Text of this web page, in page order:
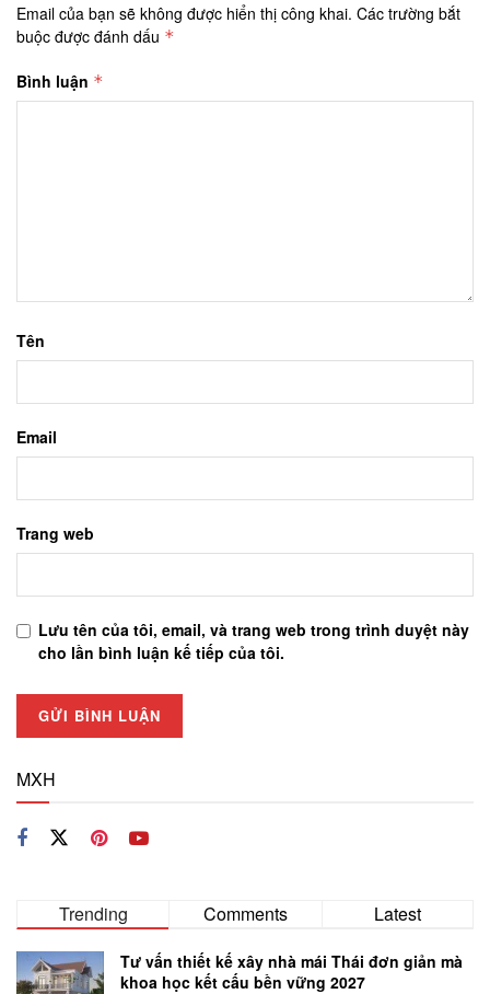
Email của bạn sẽ không được hiển thị công khai. Các trường bắt
buộc được đánh dấu *
Bình luận *
Tên
Email
Trang web
Lưu tên của tôi, email, và trang web trong trình duyệt này
cho lần bình luận kế tiếp của tôi.
MXH
Trending Comments Latest
Tư vấn thiết kế xây nhà mái Thái đơn giản mà
khoa học kết cấu bền vững 2027